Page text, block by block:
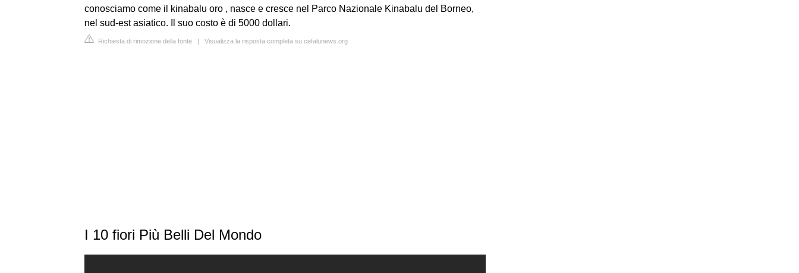
conosciamo come il kinabalu oro , nasce e cresce nel Parco Nazionale Kinabalu del Borneo,
nel sud-est asiatico. Il suo costo è di 5000 dollari.
Richiesta di rimozione della fonte | Visualizza la risposta completa su cefalunews.org
I 10 fiori Più Belli Del Mondo